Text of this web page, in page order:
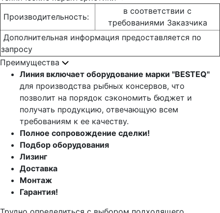
Производительность:
в соответствии с
требованиями Заказчика
Дополнительная информация предоставляется по
запросу
Преимущества
Линия включает оборудование марки "BESTEQ"
для производства рыбных консервов, что
позволит на порядок сэкономить бюджет и
получать продукцию, отвечающую всем
требованиям к ее качеству.
Полное сопровождение сделки!
Подбор оборудования
Лизинг
Доставка
Монтаж
Гарантия!